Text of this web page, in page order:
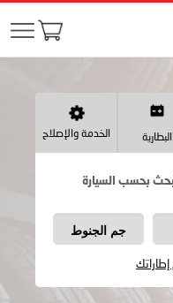
البطارية الخدمة والإصلاح
بحسب السيارة
جم الجنوط